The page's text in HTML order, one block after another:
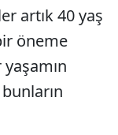
artık 40 yaş
öneme